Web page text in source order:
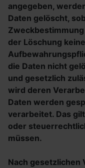
angegeben,
Daten gelöscht,
der Löschung
die Daten nicht
und gesetzlich
wird deren
Daten werden
verarbeitet. Das
oder
müssen.
Nach gesetzlichen